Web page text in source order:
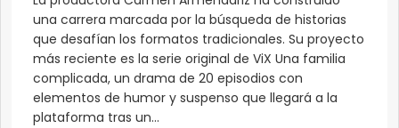
una carrera marcada por la búsqueda de historias
que desafían los formatos tradicionales. Su proyecto
más reciente es la serie original de ViX Una familia
complicada, un drama de 20 episodios con
elementos de humor y suspenso que llegará a la
plataforma tras un...